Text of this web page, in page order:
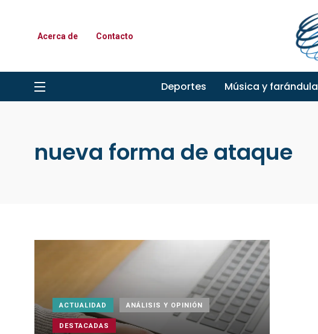
Acerca de Contacto
Deportes Música y farándula
nueva forma de ataque
ACTUALIDAD ANÁLISIS Y OPINIÓN
DESTACADAS